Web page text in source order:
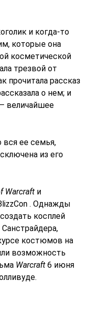
и когда-то
которые она
косметической
трезвой от
прочитала рассказ
о нем; и
величайшее
вся ее семья,
из его
Warcraft и
. Однажды
косплей
костюмов на
возможность
Warcraft 6 июня